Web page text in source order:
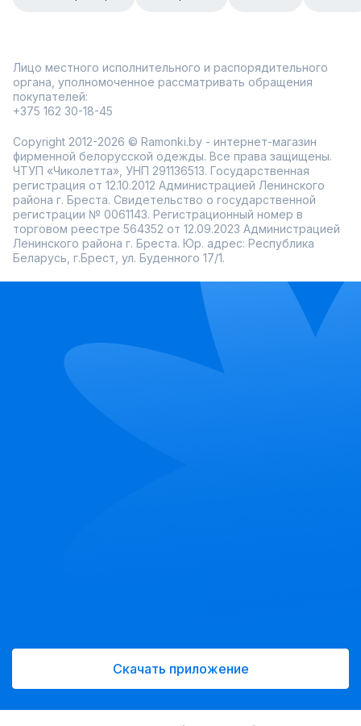
Лицо местного исполнительного и распорядительного
органа, уполномоченное рассматривать обращения
покупателей:
+375 162 30-18-45
Copyright 2012-2026 © Ramonki.by - интернет-магазин
фирменной белорусской одежды. Все права защищены.
ЧТУП «Чиколетта», УНП 291136513. Государственная
регистрация от 12.10.2012 Администрацией Ленинского
района г. Бреста. Свидетельство о государственной
регистрации № 0061143. Регистрационный номер в
торговом реестре 564352 от 12.09.2023 Администрацией
Ленинского района г. Бреста. Юр. адрес: Республика
Беларусь, г.Брест, ул. Буденного 17/1.
Скачать приложение